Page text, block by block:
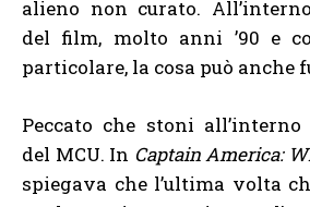
alieno non curato.
del film, molto anni ’90 e
particolare, la cosa può anche
Peccato che stoni
del MCU. In Captain America:
spiegava che l’ultima volta